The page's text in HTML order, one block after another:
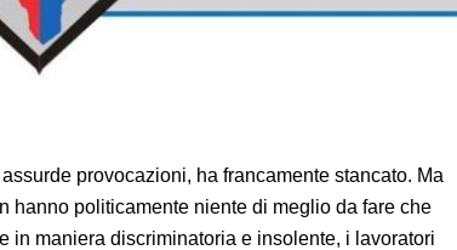
provocazioni, ha francamente stancato. Ma
hanno politicamente niente di meglio da fare che
in maniera discriminatoria e insolente, i lavoratori